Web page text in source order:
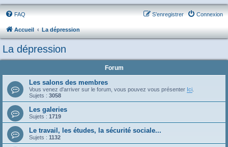
FAQ Connexion
S’enregistrer
Accueil La dépression
La dépression
Forum
Les salons des membres
Vous venez d'arriver sur le forum, vous pouvez vous présenter Ici
Sujets : 3058
Les galeries
Sujets : 1719
Le travail, les études, la sécurité sociale...
Sujets : 1132